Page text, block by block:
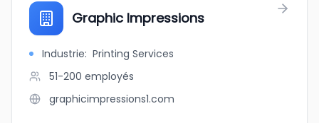
Graphic Impressions
Industrie: Printing Services
51-200 employés
graphicimpressions1.com